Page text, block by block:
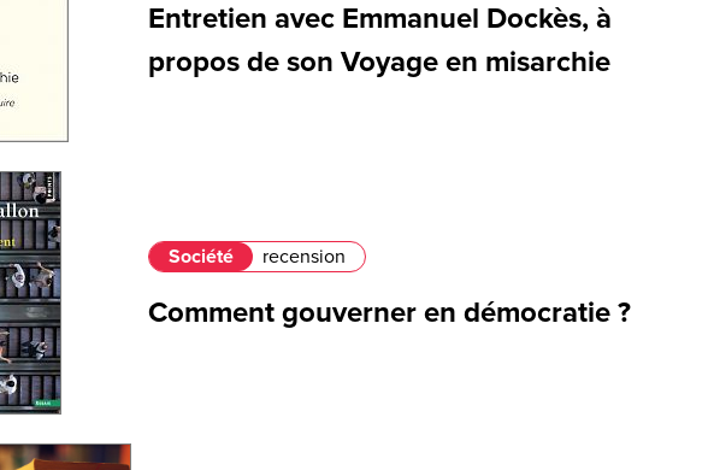
Entretien avec Emmanuel Dockès, à
propos de son Voyage en misarchie
Société recension
Comment gouverner en démocratie ?